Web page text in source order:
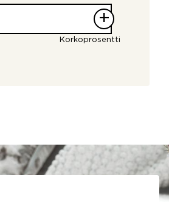
+
Korkoprosentti